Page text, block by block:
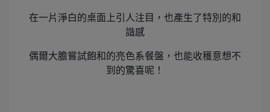
在一片淨白的桌面上引人注目，也產生了特別的和
諧感
偶爾大膽嘗試飽和的亮色系餐盤，也能收穫意想不
到的驚喜呢！